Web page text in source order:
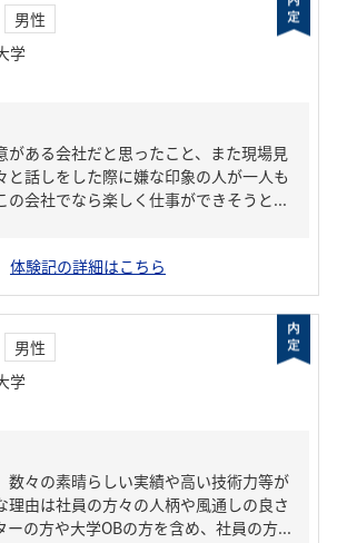
男性
学
がある会社だと思ったこと、また現場見
と話しをした際に嫌な印象の人が一人も
の会社でなら楽しく仕事ができそうと...
体験記の詳細はこちら
男性
学
数々の素晴らしい実績や高い技術力等が
理由は社員の方々の人柄や風通しの良さ
ーの方や大学OBの方を含め、社員の方...